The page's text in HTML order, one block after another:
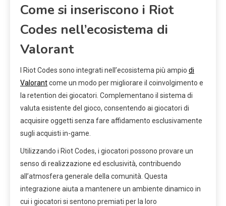
Come si inseriscono i Riot
Codes nell’ecosistema di
Valorant
I Riot Codes sono integrati nell’ecosistema più ampio di
Valorantcome un modo per migliorare il coinvolgimento e
la retention dei giocatori. Complementano il sistema di
valuta esistente del gioco, consentendo ai giocatori di
acquisire oggetti senza fare affidamento esclusivamente
sugli acquisti in-game.
Utilizzando i Riot Codes, i giocatori possono provare un
senso di realizzazione ed esclusività, contribuendo
all’atmosfera generale della comunità. Questa
integrazione aiuta a mantenere un ambiente dinamico in
cui i giocatori si sentono premiati per la loro